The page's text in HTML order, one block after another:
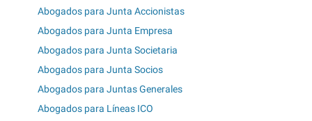
Abogados para Junta Accionistas
Abogados para Junta Empresa
Abogados para Junta Societaria
Abogados para Junta Socios
Abogados para Juntas Generales
Abogados para Líneas ICO